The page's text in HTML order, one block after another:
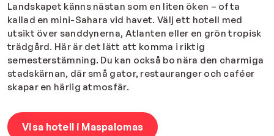
Landskapet känns nästan som en liten öken – ofta
kallad en mini-Sahara vid havet. Välj ett hotell med
utsikt över sanddynerna, Atlanten eller en grön tropisk
trädgård. Här är det lätt att komma i riktig
semesterstämning. Du kan också bo nära den charmiga
stadskärnan, där små gator, restauranger och caféer
skapar en härlig atmosfär.
Visa hotell i Maspalomas